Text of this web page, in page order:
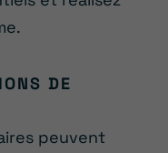
DE
peuvent